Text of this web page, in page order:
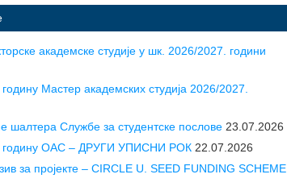
академске студије у шк. 2026/2027. години
Mастер академских студија 2026/2027.
шалтера Службе за студентске послове 23.07.2026
годину ОАС – ДРУГИ УПИСНИ РОК 22.07.2026
за пројекте – CIRCLE U. SEED FUNDING SCHEME